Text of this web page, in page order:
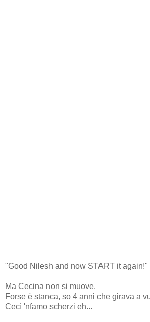
"Good Nilesh and now START it again!"
Ma Cecina non si muove.
Forse è stanca, so 4 anni che girava a
Cecì 'nfamo scherzi eh...